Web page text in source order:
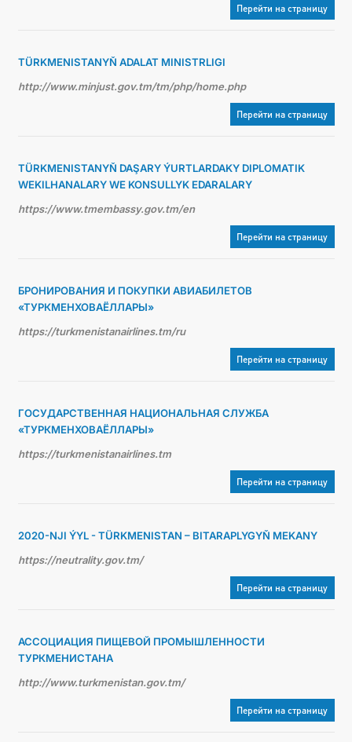
Перейти на страницу
TÜRKMENISTANYŇ ADALAT MINISTRLIGI
http://www.minjust.gov.tm/tm/php/home.php
Перейти на страницу
TÜRKMENISTANYŇ DAŞARY ÝURTLARDAKY DIPLOMATIK
WEKILHANALARY WE KONSULLYK EDARALARY
https://www.tmembassy.gov.tm/en
Перейти на страницу
БРОНИРОВАНИЯ И ПОКУПКИ АВИАБИЛЕТОВ
«ТУРКМЕНХОВАЁЛЛАРЫ»
https://turkmenistanairlines.tm/ru
Перейти на страницу
ГОСУДАРСТВЕННАЯ НАЦИОНАЛЬНАЯ СЛУЖБА
«ТУРКМЕНХОВАЁЛЛАРЫ»
https://turkmenistanairlines.tm
Перейти на страницу
2020-NJI ÝYL - TÜRKMENISTAN – BITARAPLYGYŇ MEKANY
https://neutrality.gov.tm/
Перейти на страницу
АССОЦИАЦИЯ ПИЩЕВОЙ ПРОМЫШЛЕННОСТИ
ТУРКМЕНИСТАНА
http://www.turkmenistan.gov.tm/
Перейти на страницу